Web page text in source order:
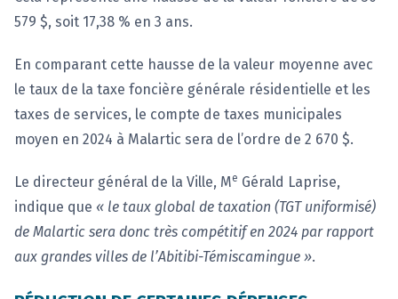
579 $, soit 17,38 % en 3 ans.
En comparant cette hausse de la valeur moyenne avec
le taux de la taxe foncière générale résidentielle et les
taxes de services, le compte de taxes municipales
moyen en 2024 à Malartic sera de l’ordre de 2 670 $.
Le directeur général de la Ville, Me Gérald Laprise,
indique que « le taux global de taxation (TGT uniformisé)
de Malartic sera donc très compétitif en 2024 par rapport
aux grandes villes de l’Abitibi-Témiscamingue ».